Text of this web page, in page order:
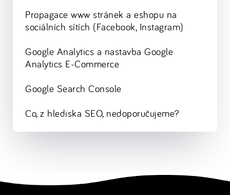
Propagace www stránek a eshopu na
sociálních sítích (Facebook, Instagram)
Google Analytics a nastavba Google
Analytics E-Commerce
Google Search Console
Co, z hlediska SEO, nedoporučujeme?